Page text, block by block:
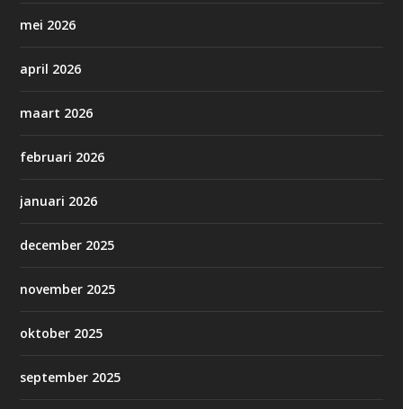
mei 2026
april 2026
maart 2026
februari 2026
januari 2026
december 2025
november 2025
oktober 2025
september 2025